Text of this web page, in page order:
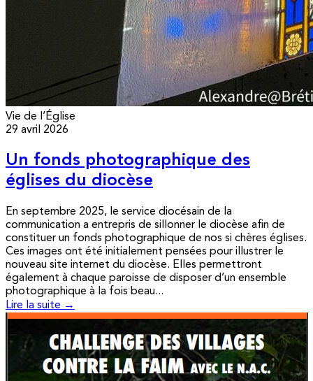
Vie de l’Église
29 avril 2026
Un fonds photographique des
églises du diocèse
En septembre 2025, le service diocésain de la
communication a entrepris de sillonner le diocèse afin de
constituer un fonds photographique de nos si chères églises.
Ces images ont été initialement pensées pour illustrer le
nouveau site internet du diocèse. Elles permettront
également à chaque paroisse de disposer d’un ensemble
photographique à la fois beau...
Lire la suite →